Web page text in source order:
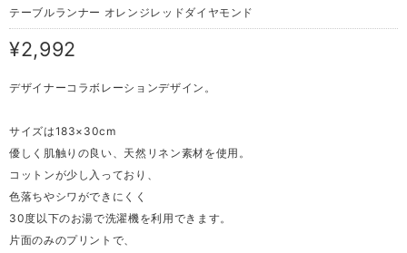
テーブルランナー オレンジレッドダイヤモンド
¥2,992
デザイナーコラボレーションデザイン。
サイズは183×30cm
優しく肌触りの良い、天然リネン素材を使用。
コットンが少し入っており、
色落ちやシワができにくく
30度以下のお湯で洗濯機を利用できます。
片面のみのプリントで、